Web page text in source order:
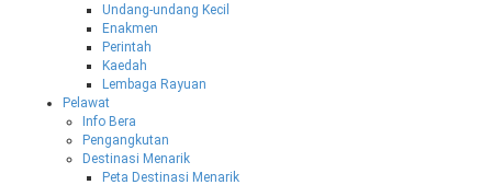
Undang-undang Kecil
Enakmen
Perintah
Kaedah
Lembaga Rayuan
Pelawat
Info Bera
Pengangkutan
Destinasi Menarik
Peta Destinasi Menarik